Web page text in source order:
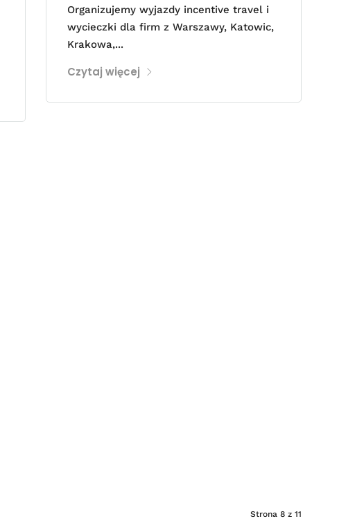
Organizujemy wyjazdy incentive travel i
wycieczki dla firm z Warszawy, Katowic,
Krakowa,...
Czytaj więcej
Strona 8 z 11